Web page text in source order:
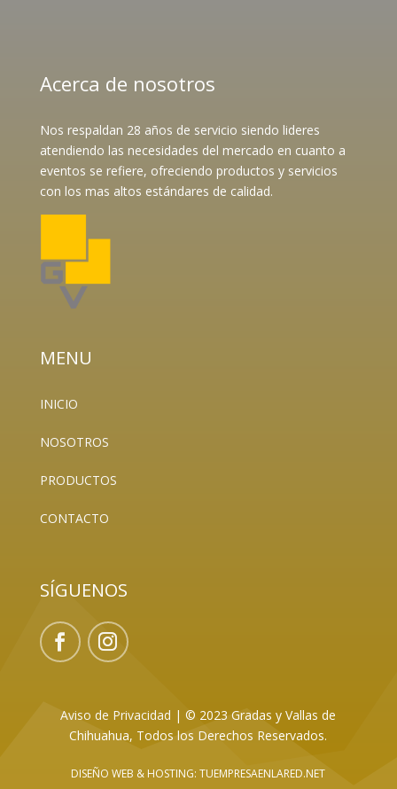
Acerca de nosotros
Nos respaldan 28 años de servicio siendo lideres
atendiendo las necesidades del mercado en cuanto a
eventos se refiere, ofreciendo productos y servicios
con los mas altos estándares de calidad.
MENU
INICIO
NOSOTROS
PRODUCTOS
CONTACTO
SÍGUENOS
Aviso de Privacidad |© 2023 Gradas y Vallas de
Chihuahua, Todos los Derechos Reservados.
DISEÑO WEB & HOSTING: TUEMPRESAENLARED.NET